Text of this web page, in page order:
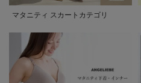
マタニティ スカートカテゴリ